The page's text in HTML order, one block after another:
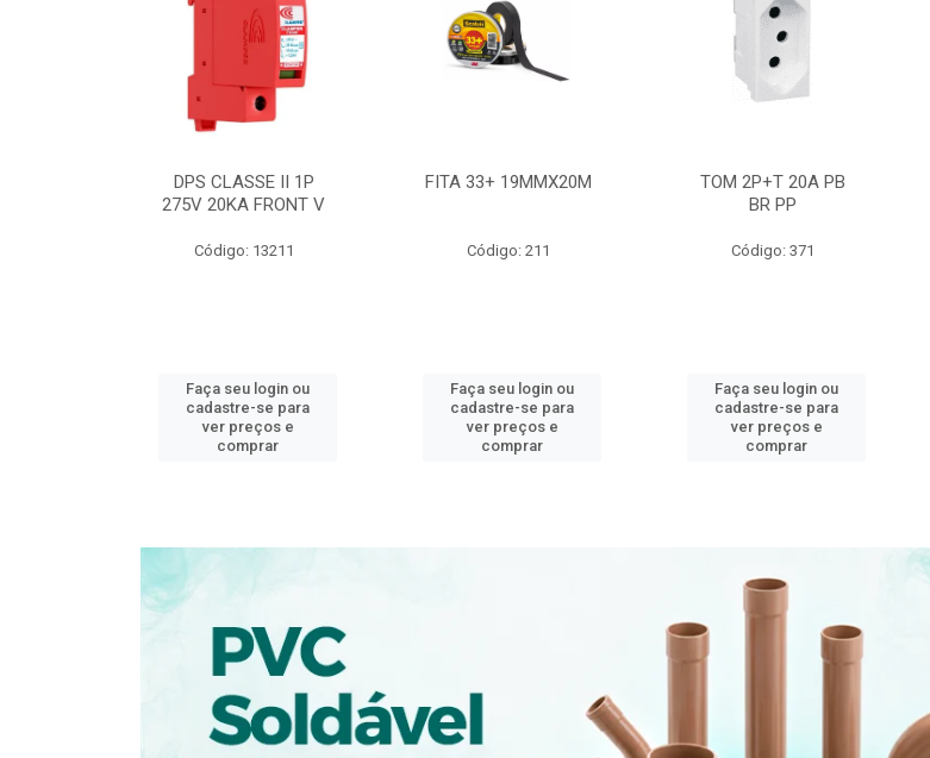
DPS CLASSE II 1P
275V 20KA FRONT V
Código: 13211
Faça seu login ou
cadastre-se para
ver preços e
comprar
FITA 33+ 19MMX20M
Código: 211
Faça seu login ou
cadastre-se para
ver preços e
comprar
TOM 2P+T 20A PB
BR PP
Código: 371
Faça seu login ou
cadastre-se para
ver preços e
comprar